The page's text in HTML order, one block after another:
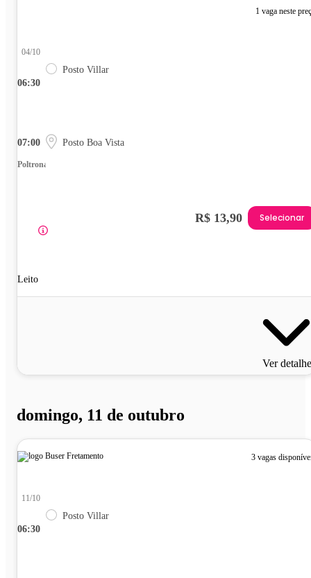
1 vaga neste
06:30
04/10
Posto Villar
07:00 Posto Boa Vista
Poltrona
Leito
R$ 13,90 Selecionar
Ver
domingo, 11 de outubro
3 vagas
06:30
11/10
Posto Villar